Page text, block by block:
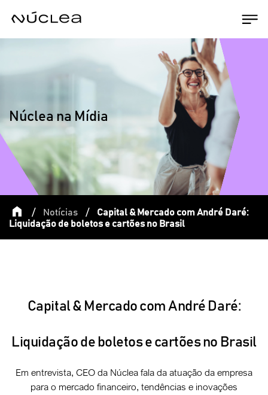
Núclea na Mídia
/ Notícias /
Capital & Mercado com André Daré:
Liquidação de boletos e cartões no Brasil
Capital & Mercado com André Daré:
Liquidação de boletos e cartões no Brasil
Em entrevista, CEO da Núclea fala da atuação da empresa
para o mercado financeiro, tendências e inovações